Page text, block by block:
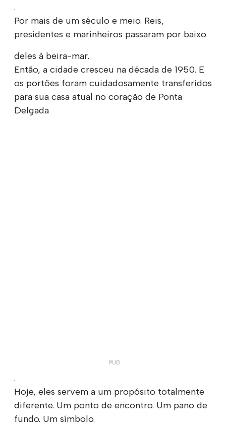
.
Por mais de um século e meio. Reis,
presidentes e marinheiros passaram por baixo
deles à beira-mar.
Então, a cidade cresceu na década de 1950. E
os portões foram cuidadosamente transferidos
para sua casa atual no coração de Ponta
Delgada
.
Hoje, eles servem a um propósito totalmente
diferente. Um ponto de encontro. Um pano de
fundo. Um símbolo.